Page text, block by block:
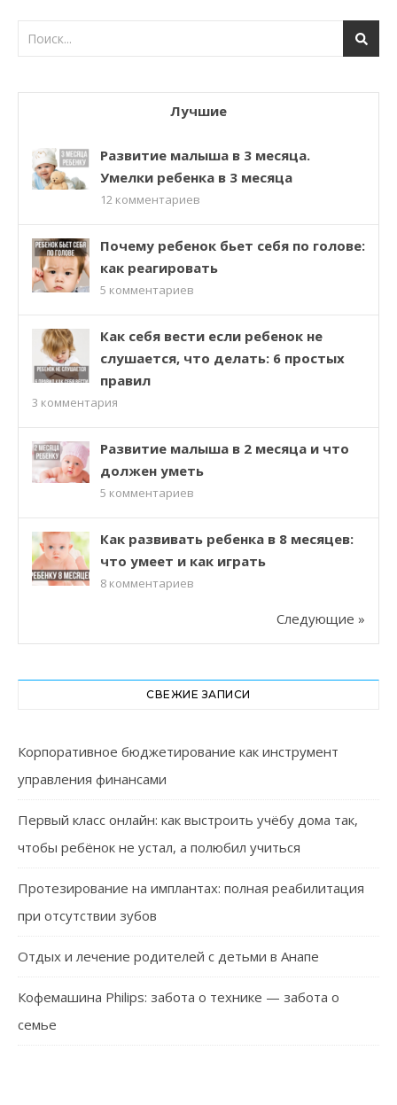
Лучшие
Развитие малыша в 3 месяца.
Умелки ребенка в 3 месяца
12 комментариев
Почему ребенок бьет себя по голове:
как реагировать
5 комментариев
Как себя вести если ребенок не
слушается, что делать: 6 простых
правил
3 комментария
Развитие малыша в 2 месяца и что
должен уметь
5 комментариев
Как развивать ребенка в 8 месяцев:
что умеет и как играть
8 комментариев
Следующие »
СВЕЖИЕ ЗАПИСИ
Корпоративное бюджетирование как инструмент
управления финансами
Первый класс онлайн: как выстроить учёбу дома так,
чтобы ребёнок не устал, а полюбил учиться
Протезирование на имплантах: полная реабилитация
при отсутствии зубов
Отдых и лечение родителей с детьми в Анапе
Кофемашина Philips: забота о технике — забота о
семье